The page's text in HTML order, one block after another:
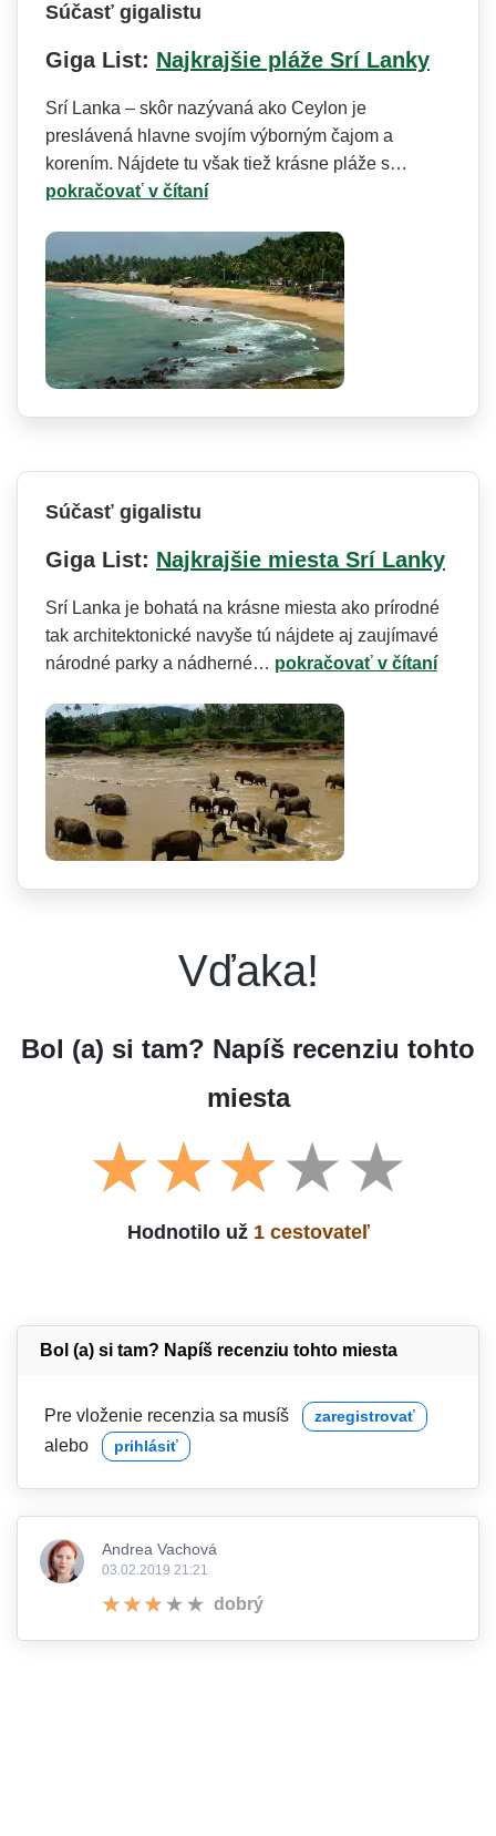
Súčasť gigalistu
Giga List: Najkrajšie pláže Srí Lanky
Srí Lanka – skôr nazývaná ako Ceylon je
preslávená hlavne svojím výborným čajom a
korením. Nájdete tu však tiež krásne pláže s…
pokračovať v čítaní
Súčasť gigalistu
Giga List: Najkrajšie miesta Srí Lanky
Srí Lanka je bohatá na krásne miesta ako prírodné
tak architektonické navyše tú nájdete aj zaujímavé
národné parky a nádherné… pokračovať v čítaní
Vďaka!
Bol (a) si tam? Napíš recenziu tohto
miesta
Hodnotilo už 1 cestovateľ
Bol (a) si tam? Napíš recenziu tohto miesta
Pre vloženie recenzia sa musíš zaregistrovať
alebo prihlásiť
Andrea Vachová
03.02.2019 21:21
dobrý